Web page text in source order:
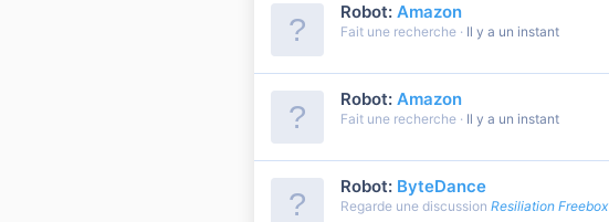
Robot: Amazon
Fait une recherche Il y a un instant
Robot: Amazon
Fait une recherche Il y a un instant
Robot: ByteDance
Regarde une discussion Resiliation Freebox